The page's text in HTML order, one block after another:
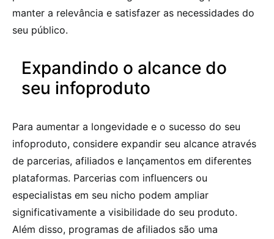
manter a relevância e satisfazer as necessidades do
seu público.
Expandindo o alcance do
seu infoproduto
Para aumentar a longevidade e o sucesso do seu
infoproduto, considere expandir seu alcance através
de parcerias, afiliados e lançamentos em diferentes
plataformas. Parcerias com influencers ou
especialistas em seu nicho podem ampliar
significativamente a visibilidade do seu produto.
Além disso, programas de afiliados são uma